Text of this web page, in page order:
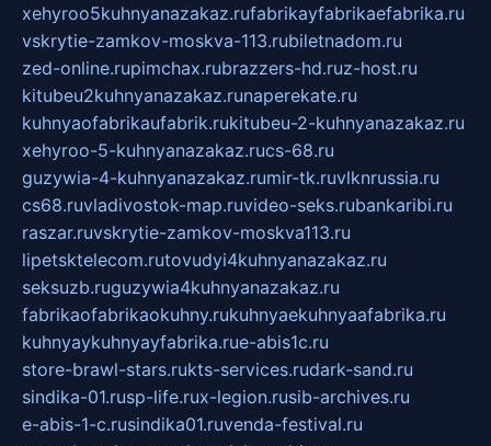
xehyroo5kuhnyanazakaz.rufabrikayfabrikaefabrika.ru
vskrytie-zamkov-moskva-113.rubiletnadom.ru
zed-online.rupimchax.rubrazzers-hd.ruz-host.ru
kitubeu2kuhnyanazakaz.runaperekate.ru
kuhnyaofabrikaufabrik.rukitubeu-2-kuhnyanazakaz.ru
xehyroo-5-kuhnyanazakaz.rucs-68.ru
guzywia-4-kuhnyanazakaz.rumir-tk.ruvlknrussia.ru
cs68.ruvladivostok-map.ruvideo-seks.rubankaribi.ru
raszar.ruvskrytie-zamkov-moskva113.ru
lipetsktelecom.rutovudyi4kuhnyanazakaz.ru
seksuzb.ruguzywia4kuhnyanazakaz.ru
fabrikaofabrikaokuhny.rukuhnyaekuhnyaafabrika.ru
kuhnyaykuhnyayfabrika.rue-abis1c.ru
store-brawl-stars.rukts-services.rudark-sand.ru
sindika-01.rusp-life.rux-legion.rusib-archives.ru
e-abis-1-c.rusindika01.ruvenda-festival.ru